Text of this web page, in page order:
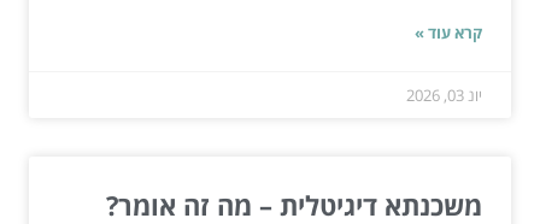
קרא עוד »
יונ 03, 2026
משכנתא דיגיטלית – מה זה אומר?